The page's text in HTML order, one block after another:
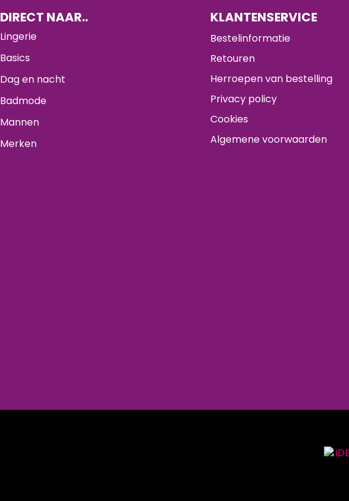
DIRECT NAAR..
Lingerie
Basics
Dag en nacht
Badmode
Mannen
Merken
KLANTENSERVICE
Bestelinformatie
Retouren
Herroepen van bestelling
Privacy policy
Cookies
Algemene voorwaarden